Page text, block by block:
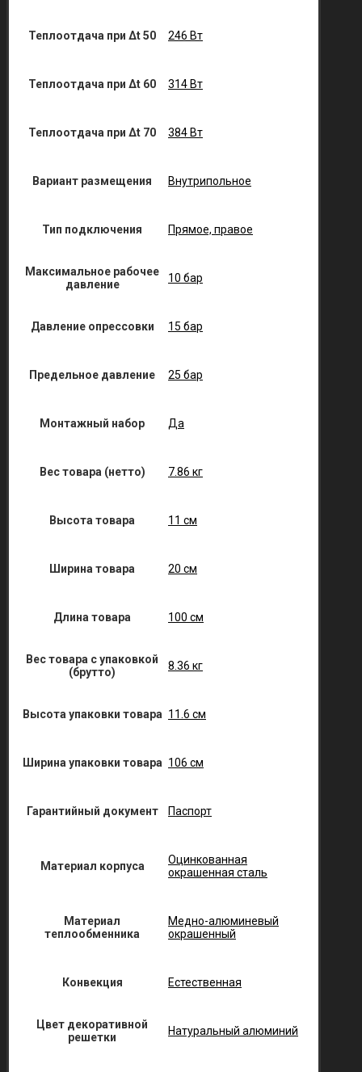
Теплоотдача при Δt 50 246 Вт
Теплоотдача при Δt 60 314 Вт
Теплоотдача при Δt 70 384 Вт
Вариант размещения Внутрипольное
Тип подключения Прямое, правое
Максимальное рабочее
давление
10 бар
Давление опрессовки 15 бар
Предельное давление 25 бар
Монтажный набор Да
Вес товара (нетто) 7.86 кг
Высота товара 11 см
Ширина товара 20 см
Длина товара 100 см
Вес товара с упаковкой
(брутто)
8.36 кг
Высота упаковки товара 11.6 см
Ширина упаковки товара 106 см
Гарантийный документ Паспорт
Материал корпуса
Оцинкованная
окрашенная сталь
Материал
теплообменника
Медно-алюминевый
окрашенный
Конвекция Естественная
Цвет декоративной
решетки
Натуральный алюминий